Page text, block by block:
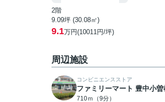
2階
9.09坪 (30.08㎡)
9.1万円(10011円/坪)
周辺施設
コンビニエンスストア
ファミリーマート 豊中小
710ｍ（9分）